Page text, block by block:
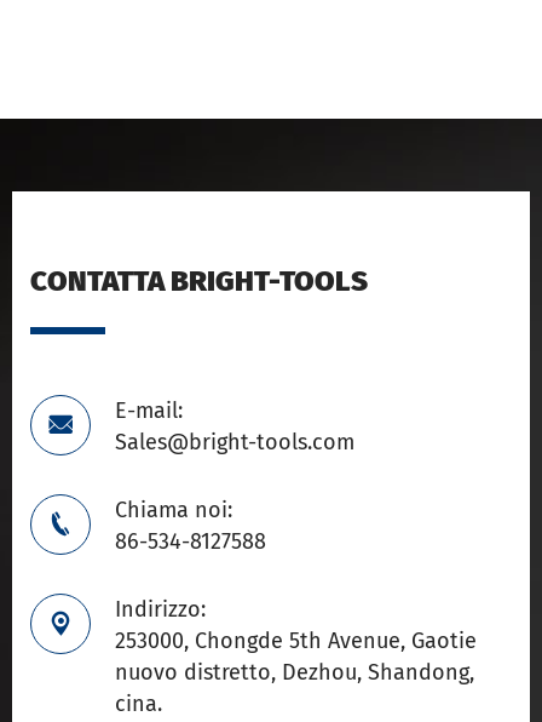
CONTATTA BRIGHT-TOOLS

E-mail:
Sales@bright-tools.com

Chiama noi:
86-534-8127588

Indirizzo:
253000, Chongde 5th Avenue, Gaotie
nuovo distretto, Dezhou, Shandong,
cina.